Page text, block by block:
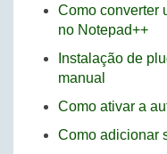
Como converter
no Notepad++
Instalação de
manual
Como ativar a
Como adicionar